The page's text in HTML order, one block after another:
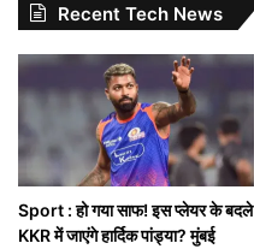
Recent Tech News
Sport : हो गया साफ! इस प्लेयर के बदले
KKR में जाएंगे हार्दिक पांड्या? मुंबई